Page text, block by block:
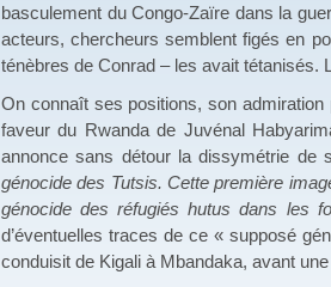
basculement du Congo-Zaïre dans la
acteurs, chercheurs semblent figés en
ténèbres de Conrad – les avait tétanisés.
On connaît ses positions, son
faveur du Rwanda de Juvénal
annonce sans détour la dissymétrie de
génocide des Tutsis. Cette première
génocide des réfugiés hutus dans les
d’éventuelles traces de ce « supposé
conduisit de Kigali à Mbandaka, avant